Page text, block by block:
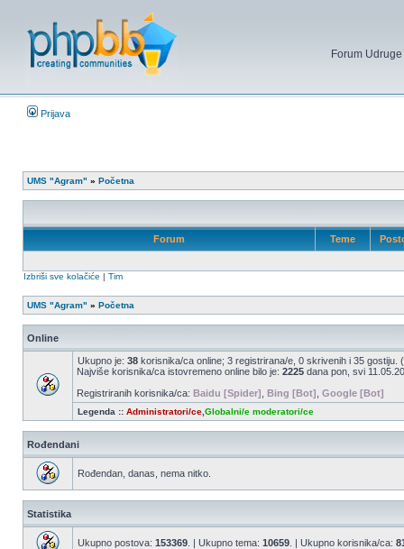
Forum
Prijava
UMS "Agram" » Početna
Forum Teme
Izbriši sve kolačiće | Tim
UMS "Agram" » Početna
Online
Ukupno je: 38 korisnika/ca online; 3 registrirana/e, 0 skrivenih i 35
Najviše korisnika/ca istovremeno online bilo je: 2225 dana pon, svi
Registriranih korisnika/ca: Baidu [Spider] Bing [Bot] Google [Bot]
Legenda :: Administratori/ce Globalni/e moderatori/ce
Rođendani
Rođendan, danas, nema nitko.
Statistika
Ukupno postova: 153369 . | Ukupno tema: 10659 . | Ukupno korisnika/ca: